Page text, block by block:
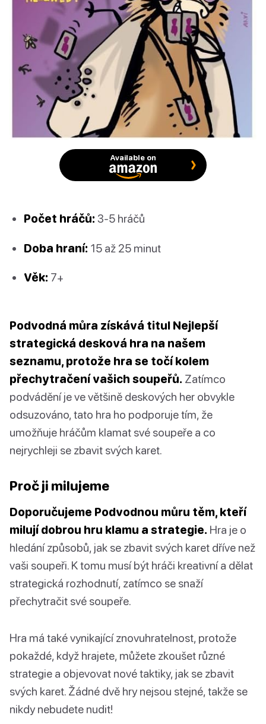
Available on
Počet hráčů: 3-5 hráčů
Doba hraní: 15 až 25 minut
Věk: 7+
Podvodná můra získává titul Nejlepší
strategická desková hra na našem
seznamu, protože hra se točí kolem
přechytračení vašich soupeřů. Zatímco
podvádění je ve většině deskových her obvykle
odsuzováno, tato hra ho podporuje tím, že
umožňuje hráčům klamat své soupeře a co
nejrychleji se zbavit svých karet.
Proč ji milujeme
Doporučujeme Podvodnou můru těm, kteří
milují dobrou hru klamu a strategie. Hra je o
hledání způsobů, jak se zbavit svých karet dříve než
vaši soupeři. K tomu musí být hráči kreativní a dělat
strategická rozhodnutí, zatímco se snaží
přechytračit své soupeře.
Hra má také vynikající znovuhratelnost, protože
pokaždé, když hrajete, můžete zkoušet různé
strategie a objevovat nové taktiky, jak se zbavit
svých karet. Žádné dvě hry nejsou stejné, takže se
nikdy nebudete nudit!